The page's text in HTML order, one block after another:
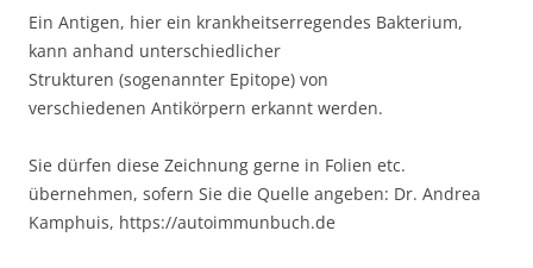
Ein Antigen, hier ein krankheitserregendes Bakterium,
kann anhand unterschiedlicher
Strukturen (sogenannter Epitope) von
verschiedenen Antikörpern erkannt werden.
Sie dürfen diese Zeichnung gerne in Folien etc.
übernehmen, sofern Sie die Quelle angeben: Dr. Andrea
Kamphuis, https://autoimmunbuch.de